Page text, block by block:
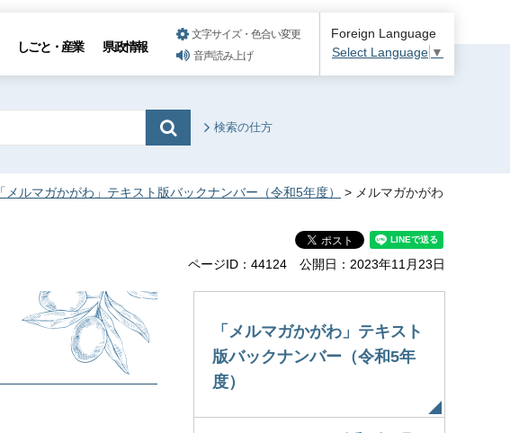
しごと・産業 県政情報
文字サイズ・色合い変更
音声読み上げ
Foreign Language
Select Language ▼
検索の仕方
「メルマガかがわ」テキスト版バックナンバー（令和5年度）
> メルマガかがわ
ページID：44124 公開日：2023年11月23日
「メルマガかがわ」テキスト
版バックナンバー（令和5年
度）